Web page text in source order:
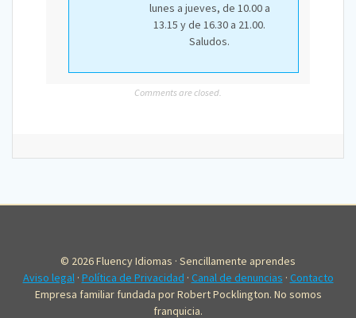
lunes a jueves, de 10.00 a
13.15 y de 16.30 a 21.00.
Saludos.
Comments are closed.
© 2026 Fluency Idiomas · Sencillamente aprendes
Aviso legal· Política de Privacidad · Canal de denuncias · Contacto
Empresa familiar fundada por Robert Pocklington. No somos
franquicia.